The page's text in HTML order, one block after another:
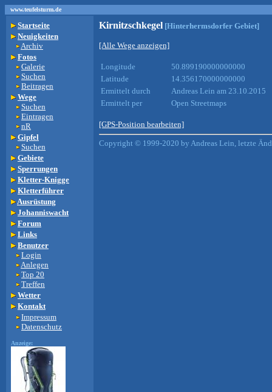
www.teufelsturm.de
Startseite
Neuigkeiten
Archiv
Fotos
Galerie
Suchen
Beitragen
Wege
Suchen
Eintragen
nR
Gipfel
Suchen
Gebiete
Sperrungen
Kletter-Knigge
Kletterführer
Ausrüstung
Johanniswacht
Forum
Links
Benutzer
Login
Anlegen
Top 20
Treffen
Wetter
Kontakt
Impressum
Datenschutz
Anzeige:
Kirnitzschkegel [Hinterhermsdorfer Gebiet]
[Alle Wege anzeigen]
Longitude
50.899190000000000
Latitude
14.356170000000000
Ermittelt durch
Andreas Lein am 23.10.2015
Ermittelt per
Open Streetmaps
[GPS-Position bearbeiten]
Copyright © 1999-2020 by Andreas Lein, letzte